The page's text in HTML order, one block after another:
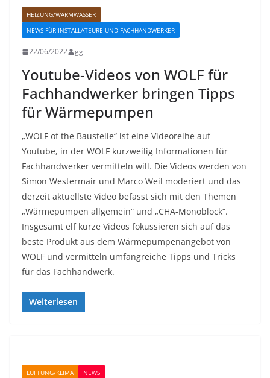
HEIZUNG/WARMWASSER
NEWS FÜR INSTALLATEURE UND FACHHANDWERKER
22/06/2022 gg
Youtube-Videos von WOLF für
Fachhandwerker bringen Tipps
für Wärmepumpen
„WOLF of the Baustelle“ ist eine Videoreihe auf
Youtube, in der WOLF kurzweilig Informationen für
Fachhandwerker vermitteln will. Die Videos werden von
Simon Westermair und Marco Weil moderiert und das
derzeit aktuellste Video befasst sich mit den Themen
„Wärmepumpen allgemein“ und „CHA-Monoblock“.
Insgesamt elf kurze Videos fokussieren sich auf das
beste Produkt aus dem Wärmepumpenangebot von
WOLF und vermitteln umfangreiche Tipps und Tricks
für das Fachhandwerk.
Weiterlesen
LÜFTUNG/KLIMA NEWS